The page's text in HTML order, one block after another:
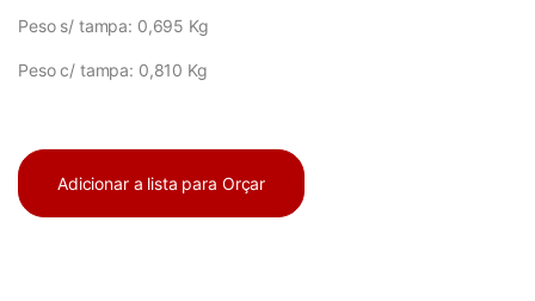
Peso s/ tampa: 0,695 Kg
Peso c/ tampa: 0,810 Kg
Adicionar a lista para Orçar